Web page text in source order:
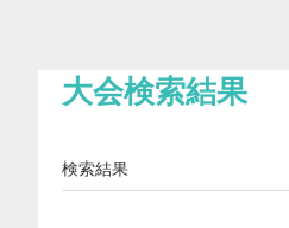
大会検索結果
検索結果